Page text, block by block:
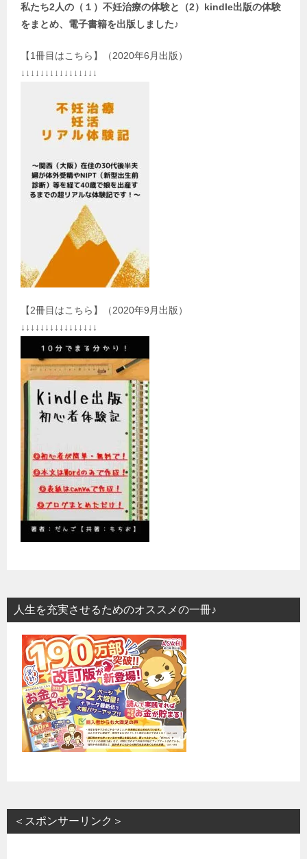
私たち2人の（１）不妊治療の体験と（2）kindle出版の体験
をまとめ、電子書籍を出版しました♪
【1冊目はこちら】（2020年6月出版）
↓↓↓↓↓↓↓↓↓↓↓↓↓↓↓↓
【2冊目はこちら】（2020年9月出版）
↓↓↓↓↓↓↓↓↓↓↓↓↓↓↓↓
人生を充実させるためのオススメの一冊♪
＜スポンサーリンク＞